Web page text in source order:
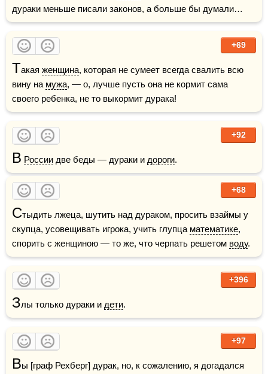
дураки меньше писали законов, а больше бы думали…
+69
Такая женщина, которая не сумеет всегда свалить всю
вину на мужа, — о, лучше пусть она не кормит сама
своего ребенка, не то выкормит дурака!
+92
В России две беды — дураки и дороги.
+68
Стыдить лжеца, шутить над дураком, просить взаймы у
скупца, усовещивать игрока, учить глупца математике,
спорить с женщиною — то же, что черпать решетом воду.
+396
Злы только дураки и дети.
+97
Вы [граф Рехберг] дурак, но, к сожалению, я догадался